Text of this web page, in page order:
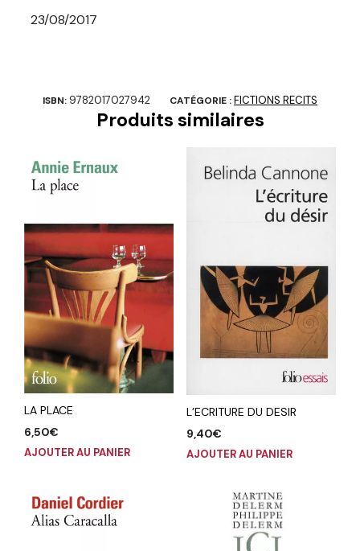
23/08/2017
ISBN: 9782017027942 CATÉGORIE :FICTIONS RECITS
Produits similaires
LA PLACE
6,50€
AJOUTER AU PANIER
L’ECRITURE DU DESIR
9,40€
AJOUTER AU PANIER